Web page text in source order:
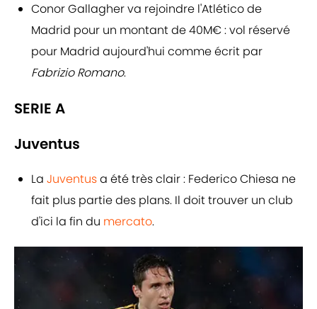
Conor Gallagher va rejoindre l'Atlético de
Madrid pour un montant de 40M€ : vol réservé
pour Madrid aujourd'hui comme écrit par
Fabrizio Romano.
SERIE A
Juventus
La Juventusa été très clair : Federico Chiesa ne
fait plus partie des plans. Il doit trouver un club
d'ici la fin du mercato.